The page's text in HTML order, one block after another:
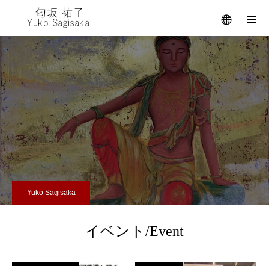
メニュー
Yuko Sagisaka
イベント/Event